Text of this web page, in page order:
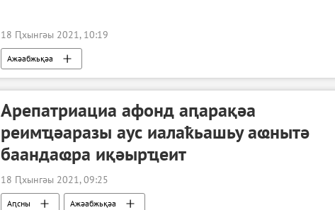
18 Ԥхынгәы 2021, 10:19
Ажәабжьқәа
Арепатриациа афонд аԥарақәа
реимҵәаразы аус иалаҟьашьу аҩнытә
баандаҩра иқәырҵеит
18 Ԥхынгәы 2021, 09:25
Аԥсны Ажәабжьқәа